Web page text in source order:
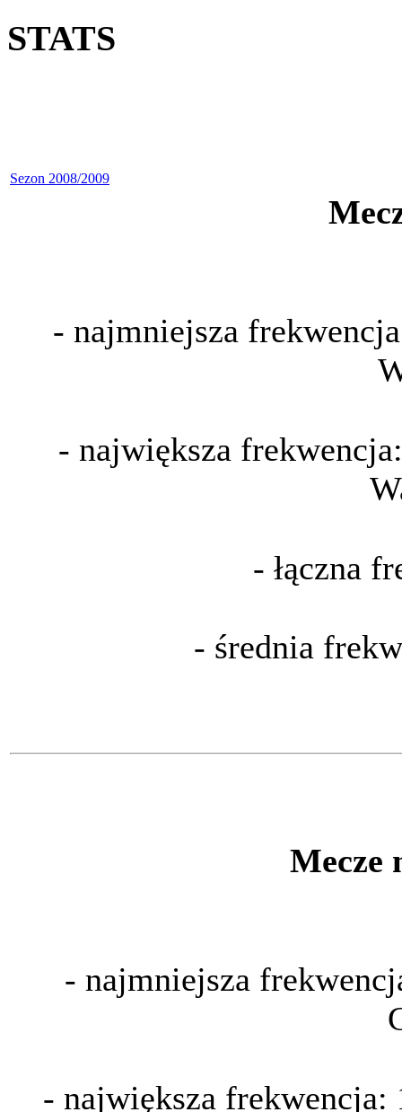
STATS
Sezon 2008/2009
- najmniejsza
- największa
- łączna
- średnia
Mecze
- najmniejsza
- największa